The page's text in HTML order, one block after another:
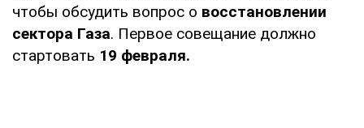
чтобы обсудить вопрос о восстановлении
сектора Газа. Первое совещание должно
стартовать 19 февраля.